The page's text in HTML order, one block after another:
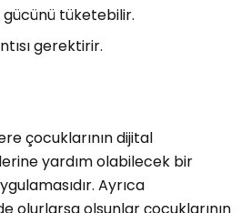
tüketebilir.
gerektirir.
çocuklarının dijital
yardım olabilecek bir
Ayrıca
olurlarsa olsunlar çocuklarının